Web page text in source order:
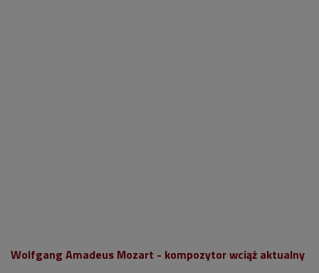
Wolfgang Amadeus Mozart - kompozytor wciąż aktualny